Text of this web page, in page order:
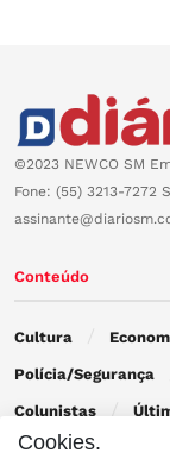
©2023 NEWCO SM
Fone: (55) 3213-7272
Conteúdo
Cultura
Polícia/Segurança
Colunistas
Cookies.